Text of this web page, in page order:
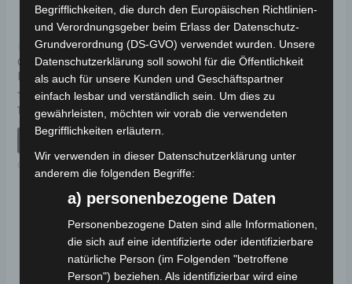
Kostenloser Versand
CARGO VOLT
RÜCKSPIEGEL
Bewertet
mit
0
129,00€ *
IN DEN WARENKORB
CARGO VOLT
Kostenloser Versand
CARGO VOLT MOTOR
2000W
Bewertet
mit
319,00€ *
Begrifflichkeiten, die durch den Europäischen Richtlinien-
und Verordnungsgeber beim Erlass der Datenschutz-
Grundverordnung (DS-GVO) verwendet wurden. Unsere
Datenschutzerklärung soll sowohl für die Öffentlichkeit
als auch für unsere Kunden und Geschäftspartner
einfach lesbar und verständlich sein. Um dies zu
gewährleisten, möchten wir vorab die verwendeten
Begrifflichkeiten erläutern.
Wir verwenden in dieser Datenschutzerklärung unter
anderem die folgenden Begriffe:
a) personenbezogene Daten
Personenbezogene Daten sind alle Informationen,
die sich auf eine identifizierte oder identifizierbare
natürliche Person (im Folgenden "betroffene
Person") beziehen. Als identifizierbar wird eine